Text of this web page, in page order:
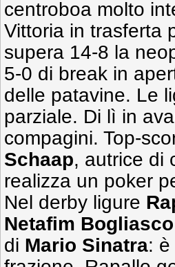
centroboa molto
Vittoria in trasferta
supera 14-8 la
5-0 di break in
delle patavine. Le
parziale. Di lì in
compagini. Top-
Schaap, autrice di
realizza un poker
Nel derby ligure
Netafim Bogliasco
di Mario Sinatra: